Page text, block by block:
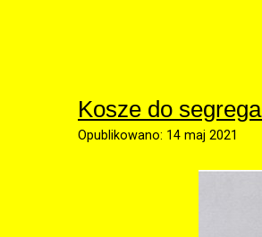
Kosze do
Opublikowano: 14 maj 2021